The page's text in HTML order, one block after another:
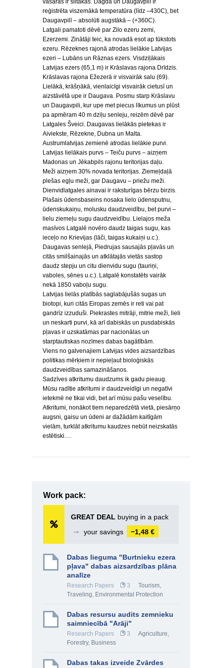
vasaras ir siltākas. Dagdā un Daugavpilī ir
reģistrēta viszemākā temperatūra (līdz –430C), bet
Daugavpilī – absolūti augstākā – (+360C).
Latgali pamatoti dēvē par Zilo ezeru zemi,
Ezerzemi. Zinātāji teic, ka novadā esot ap tūkstots
ezeru. Rēzeknes rajonā atrodas lielākie Latvijas
ezeri – Lubāns un Rāznas ezers. Visdziļākais
Latvijas ezers (65,1 m) ir Krāslavas rajona Drīdzis.
Krāslavas rajona Ežezerā ir visvairāk salu (69).
Lielākā, krāšņākā, vienlaicīgi visvairāk cietusī un
aizstāvētā upe ir Daugava. Posmu starp Krāslavu
un Daugavpili, kur upe met piecus līkumus un plūst
pa apmēram 40 m dziļu senleju, reizēm dēvē par
Latgales Šveici. Daugavas lielākās pietekas ir
Aiviekste, Rēzekne, Dubna un Malta.
Austrumlatvijas zemienē atrodas lielākie purvi.
Latvijas lielākais purvs – Teiču purvs – aizņem
Madonas un Jēkabpils rajonu teritorijas daļu.
Meži aizņem 30% novada teritorijas. Ziemeļdaļā
plešas egļu meži, gar Daugavu – priežu meži.
Dienvidlatgales ainavai ir raksturīgas bērzu birzis.
Plašais ūdensbaseins nosaka lielo ūdensputnu,
ūdenskukaiņu, molusku daudzveidību, bet purvi –
lielu ziemeļu sugu daudzveidību. Lielajos meža
masīvos Latgalē novēro daudz taigas sugu, kas
ieceļo no Krievijas (lāči, taigas kukaiņi u.c.).
Daugavas senlejā, Piedrujas sausajās pļavās un
citās smilšainajās un atklātajās vietās sastop
daudz stepju un citu dienvidu sugu (tauriņi,
vaboles, sēnes u.c.). Latgalē konstatēts vairāk
nekā 1850 vaboļu sugu.
Latvijas lielās platībās saglabājušās sugas un
biotopi, kuri citās Eiropas zemēs ir reti vai pat
gandrīz izzuduši. Piekrastes mitrāji, mitrie meži, lieli
un neskarti purvi, kā arī dabiskās un pusdabiskās
pļavas ir uzskatāmas par nacionālas un
starptautiskas nozīmes dabas bagātībām.
Viens no galvenajiem Latvijas vides aizsardzības
politikas mērķiem ir nepieļaut bioloģiskās
daudzveidības samazināšanos.
Sadzīves atkritumu daudzums ik gadu pieaug.
Mūsu radītie atkritumi ir daudzveidīgi un negatīvi
ietekmē ne tikai vidi, bet arī mūsu pašu veselību.
Atkritumi, nonākot tiem neparedzētā vietā, piesārņo
augsni, gaisu un ūdeni ar dažādām kaitīgām
vielām, turklāt atkritumu kaudzes nebūt neizskatās
estētiski.…
Work pack:
GREAT DEAL buying in a pack
➞
your savings −1,48 €
Dabas lieguma "Burtnieku ezera
pļava" dabas aizsardzības plāna
analīze
Research Papers 3
Tourism,
Traveling, Environmental Protection
Dabas resursu audits zemnieku
saimniecībā "Arāji"
Research Papers 3
Agriculture,
Forestry, Business
Dabas takas izveide Zvārdes